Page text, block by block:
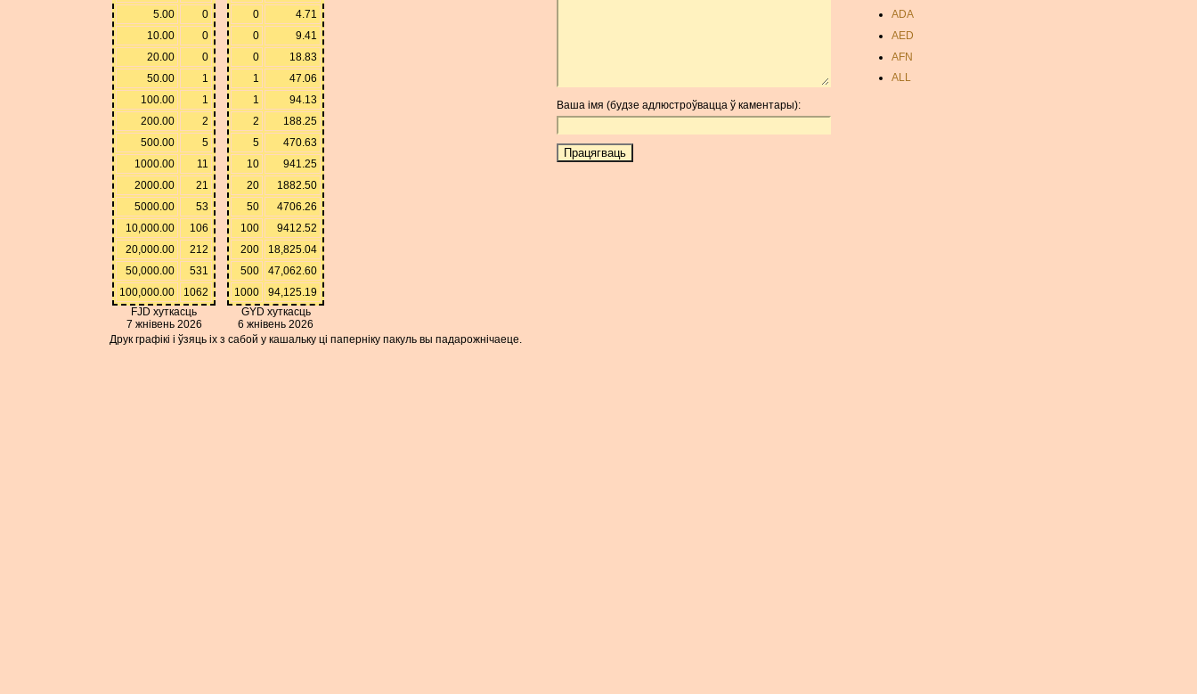
5.00
0
10.00
0
20.00
0
50.00
1
100.00
1
200.00
2
500.00
5
1000.00
11
2000.00
21
5000.00
53
10,000.00
106
20,000.00
212
50,000.00
531
100,000.00
1062
FJD хуткасць
7 жнівень 2026
0
4.71
0
9.41
0
18.83
1
47.06
1
94.13
2
188.25
5
470.63
10
941.25
20
1882.50
50
4706.26
100
9412.52
200
18,825.04
500
47,062.60
1000
94,125.19
GYD хуткасць
6 жнівень 2026
Друк графікі і ўзяць іх з сабой у кашальку ці паперніку пакуль вы падарожнічаеце.
Ваша імя (будзе адлюстроўвацца ў каментары):
ADA
AED
AFN
ALL